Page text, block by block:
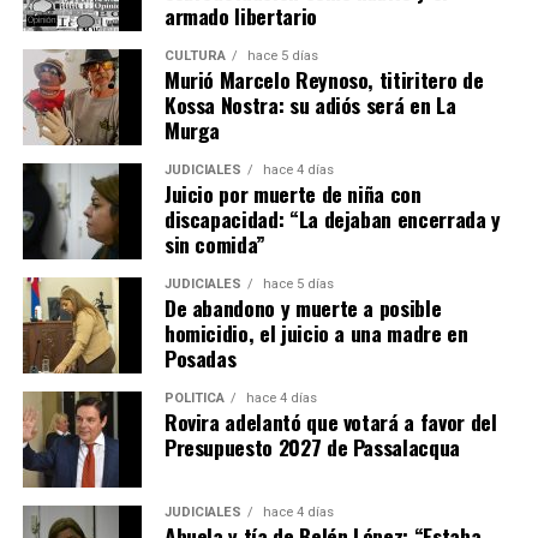
trabaja y entender en condiciones reales lo que uno
proyecta”.
Una fábrica misionera con proyección
internacional
La empresa Lory emplea actualmente a 17 personas,
entre personal administrativo, ingenieros de diseño y
operarios de producción.
La firma fabrica cosechadoras de yerba mate, té y
tabaco, además de implementos agrícolas como
desmalezadoras, fumigadoras, fertilizadoras y otros
equipos adaptados a las condiciones productivas de
Misiones.
Ante la caída de las ventas de maquinaria en los últimos
años, la empresa decidió diversificar su actividad
incorporando reparaciones, servicios de corte con
armado libertario
CULTURA hace 5 días
Murió Marcelo Reynoso, titiritero de
Kossa Nostra: su adiós será en La
Murga
JUDICIALES hace 4 días
Juicio por muerte de niña con
discapacidad: “La dejaban encerrada y
sin comida”
JUDICIALES hace 5 días
De abandono y muerte a posible
homicidio, el juicio a una madre en
Posadas
POLÍTICA hace 4 días
Rovira adelantó que votará a favor del
Presupuesto 2027 de Passalacqua
JUDICIALES hace 4 días